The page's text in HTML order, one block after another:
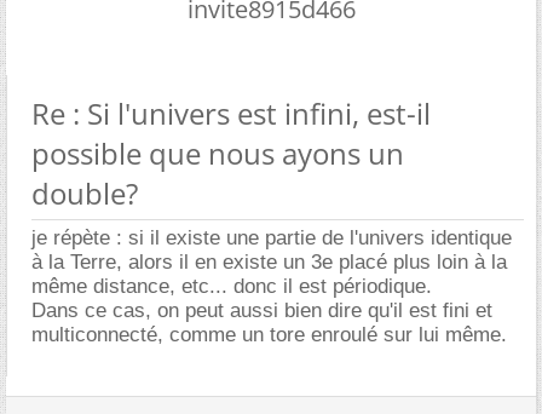
invite8915d466
Re : Si l'univers est infini, est-il
possible que nous ayons un
double?
je répète : si il existe une partie de l'univers identique
à la Terre, alors il en existe un 3e placé plus loin à la
même distance, etc... donc il est périodique.
Dans ce cas, on peut aussi bien dire qu'il est fini et
multiconnecté, comme un tore enroulé sur lui même.